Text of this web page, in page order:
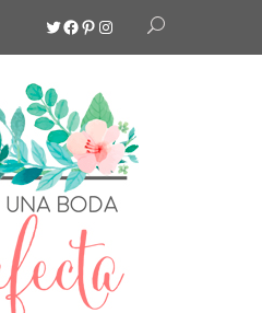
Twitter
Facebook
Pinterest
Instagram